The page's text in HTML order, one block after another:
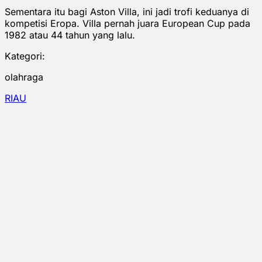
Sementara itu bagi Aston Villa, ini jadi trofi keduanya di
kompetisi Eropa. Villa pernah juara European Cup pada
1982 atau 44 tahun yang lalu.
Kategori:
olahraga
RIAU